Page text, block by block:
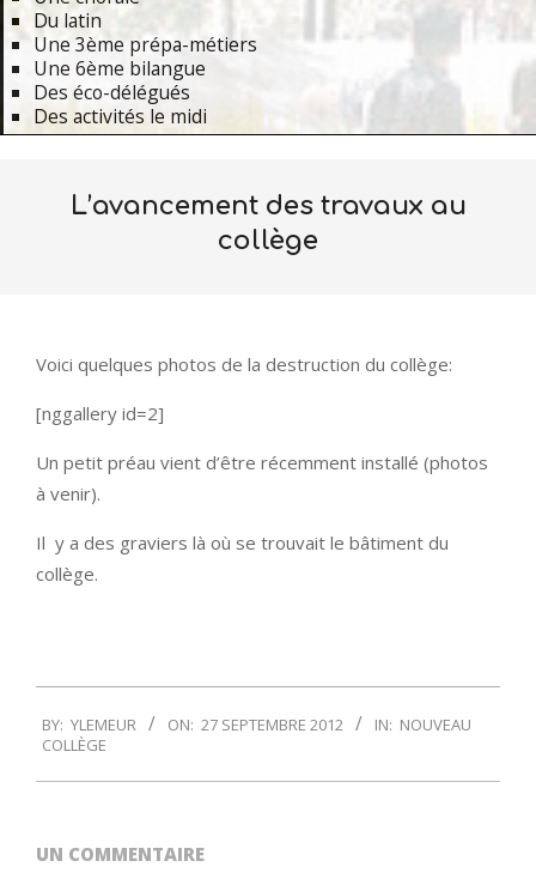
Du latin
Une 3ème prépa-métiers
Une 6ème bilangue
Des éco-délégués
Des activités le midi
L’avancement des travaux au
collège
Voici quelques photos de la destruction du collège:
[nggallery id=2]
Un petit préau vient d’être récemment installé (photos
à venir).
Il y a des graviers là où se trouvait le bâtiment du
collège.
09-
BY: YLEMEUR ON: 27 SEPTEMBRE 2012 IN: NOUVEAU
COLLÈGE
UN COMMENTAIRE